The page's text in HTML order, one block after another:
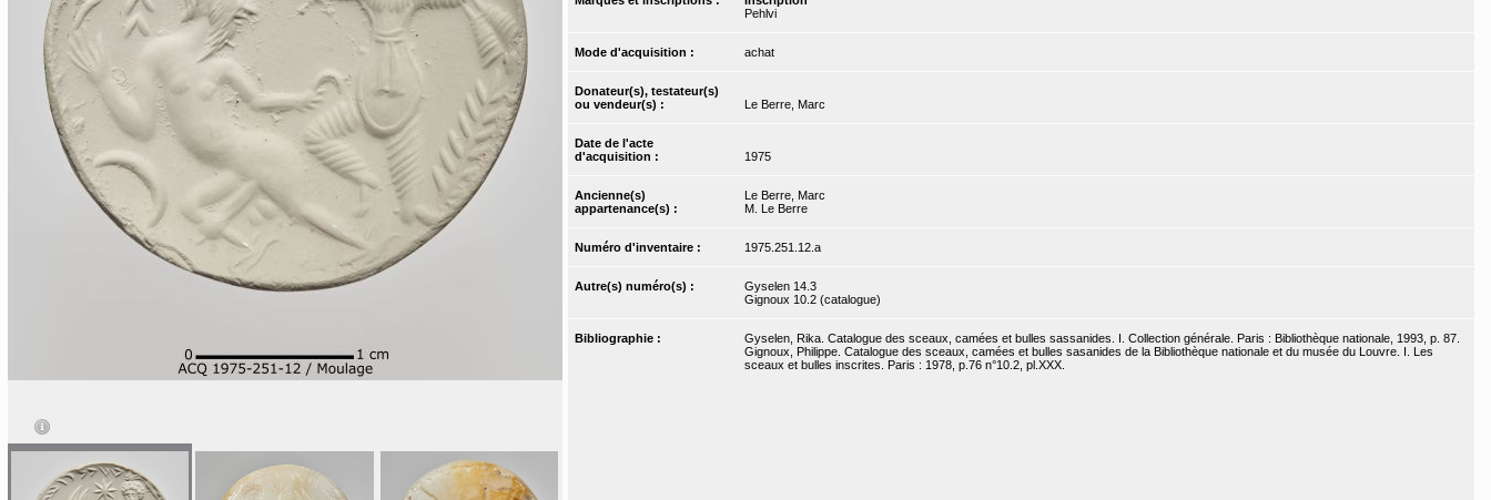
Pehlvi
Mode d'acquisition : achat
Donateur(s), testateur(s)
ou vendeur(s) :
Le Berre, Marc
Date de l'acte
d'acquisition :
1975
Ancienne(s)
appartenance(s) :
Le Berre, Marc
M. Le Berre
Numéro d'inventaire : 1975.251.12.a
Autre(s) numéro(s) :
Gyselen 14.3
Gignoux 10.2 (catalogue)
Bibliographie :
Gyselen, Rika. Catalogue des sceaux, camées et bulles sassanides. I. Collection générale. Paris : Bibliothèque nationale, 1993, p. 87.
Gignoux, Philippe. Catalogue des sceaux, camées et bulles sasanides de la Bibliothèque nationale et du musée du Louvre. I. Les
sceaux et bulles inscrites. Paris : 1978, p.76 n°10.2, pl.XXX.